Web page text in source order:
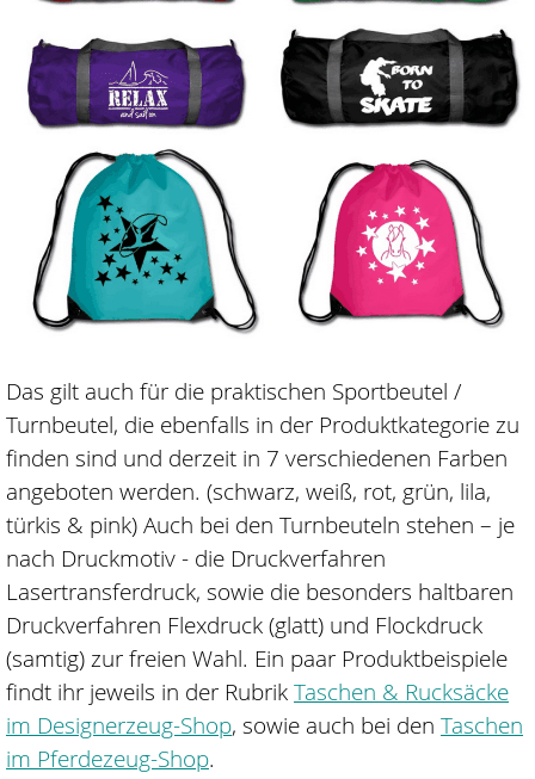
Das gilt auch für die praktischen Sportbeutel /
Turnbeutel, die ebenfalls in der Produktkategorie zu
finden sind und derzeit in 7 verschiedenen Farben
angeboten werden. (schwarz, weiß, rot, grün, lila,
türkis & pink) Auch bei den Turnbeuteln stehen – je
nach Druckmotiv - die Druckverfahren
Lasertransferdruck, sowie die besonders haltbaren
Druckverfahren Flexdruck (glatt) und Flockdruck
(samtig) zur freien Wahl. Ein paar Produktbeispiele
findt ihr jeweils in der Rubrik Taschen & Rucksäcke
im Designerzeug-Shop, sowie auch bei den Taschen
im Pferdezeug-Shop.